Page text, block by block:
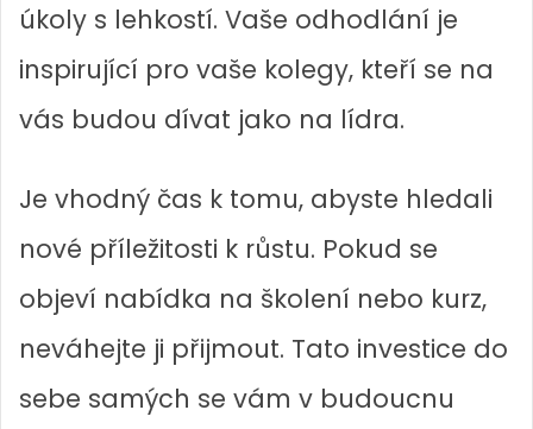
úkoly s lehkostí. Vaše odhodlání je
inspirující pro vaše kolegy, kteří se na
vás budou dívat jako na lídra.
Je vhodný čas k tomu, abyste hledali
nové příležitosti k růstu. Pokud se
objeví nabídka na školení nebo kurz,
neváhejte ji přijmout. Tato investice do
sebe samých se vám v budoucnu